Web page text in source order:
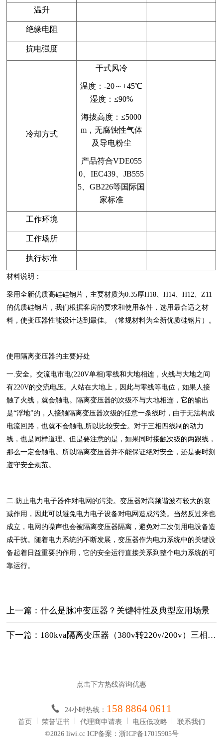
温升
绝缘电阻
抗电强度
冷却方式
干式风冷
温度：-20～+45℃
湿度：≤90%
海拔高度：≤5000
m，无腐蚀性气体
及导电粉尘
产品符合VDE055
0、IEC439、JB555
5、GB226等国际国
家标准
工作环境
工作场所
执行标准
材料说明：
采用全新优质高硅硅钢片，主要材质为0.35厚H18、H14、H12、Z11
的优质硅钢片，我们根据客房的要求和使用条件，选用最合适之材
料，使变压器性能设计达到最佳。（常规材料为全新优质硅钢片）。
使用隔离变压器的主要好处
一.安全。交流电市电(220V单相)零线和大地相连，火线与大地之间
有220V的交流电压。人站在大地上，因此与零线等电位，如果人接
触了火线，就会触电。隔离变压器的次级不与大地相连，它的输出
是“浮地”的，人接触隔离变压器次级的任意一条线时，由于无法构成
电流回路，也就不会触电,所以比较安全。对于三相四线制的动力
线，也是同样道理。但是要注意的是，如果同时接触次级的两跟线，
那么一定会触电。所以隔离变压器并不能保证绝对安全，还是要时刻
遵守安全规范。
二.防止电力电子器件对电网的污染。变压器对高频谐波有较大的衰
减作用，因此可以避免电力电子设备对电网造成污染。当然反过来也
成立，电网的噪声也会被隔离变压器隔离，避免对二次侧用电设备造
成干扰。随着电力系统的不断发展，变压器作为电力系统中的关键设
备起着日益重要的作用，它的安全运行直接关系到整个电力系统的可
靠运行。
上一篇：什么是脉冲变压器？关键特性‌及典型应用场景‌
下一篇：180kva隔离变压器（380v转220v/200v）三相隔离变压器
点击下方热线咨询优惠
24小时热线： 158 8864 0611
首页 荣誉证书 代理商申请表 电压低攻略
联系我们
©2026 liwi.cc ICP备案：浙ICP备17015905号